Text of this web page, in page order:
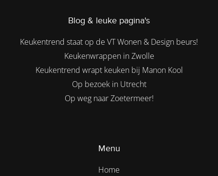
Blog & leuke pagina's
Keukentrend staat op de VT Wonen & Design beurs!
Keukenwrappen in Zwolle
Keukentrend wrapt keuken bij Manon Kool
Op bezoek in Utrecht
Op weg naar Zoetermeer!
Menu
Home